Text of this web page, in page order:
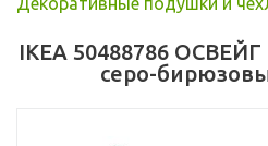
IKEA 50488786
серо-